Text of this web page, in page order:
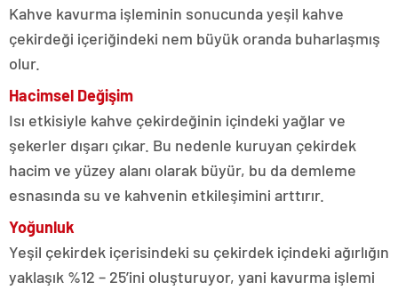
Kahve kavurma işleminin sonucunda yeşil kahve
çekirdeği içeriğindeki nem büyük oranda buharlaşmış
olur.
Hacimsel Değişim
Isı etkisiyle kahve çekirdeğinin içindeki yağlar ve
şekerler dışarı çıkar. Bu nedenle kuruyan çekirdek
hacim ve yüzey alanı olarak büyür, bu da demleme
esnasında su ve kahvenin etkileşimini arttırır.
Yoğunluk
Yeşil çekirdek içerisindeki su çekirdek içindeki ağırlığın
yaklaşık %12 – 25’ini oluşturuyor, yani kavurma işlemi